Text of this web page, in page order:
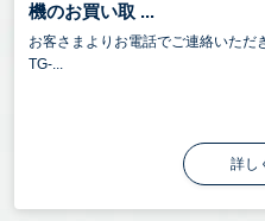
機のお買い取 ...
お客さまよりお電話でご連絡いただ
TG-...
詳し